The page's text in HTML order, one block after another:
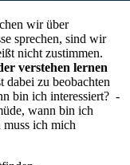
wir über
sprechen, sind wir
nicht zustimmen.
verstehen lernen
dabei zu beobachten
bin ich interessiert? -
wann bin ich
muss ich mich